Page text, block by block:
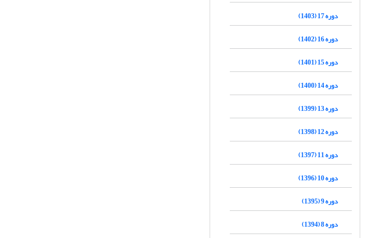
دوره 17 (1403)
دوره 16 (1402)
دوره 15 (1401)
دوره 14 (1400)
دوره 13 (1399)
دوره 12 (1398)
دوره 11 (1397)
دوره 10 (1396)
دوره 9 (1395)
دوره 8 (1394)